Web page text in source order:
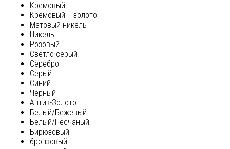
Кремовый
Кремовый + золото
Матовый никель
Никель
Розовый
Светло-серый
Серебро
Серый
Синий
Черный
Антик-Золото
Белый/Бежевый
Белый/Песчаный
Бирюзовый
бронзовый